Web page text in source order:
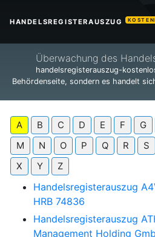
HANDELSREGISTERAUSZUG
Überwachung des
handelsregisterauszug-
Behördenseite, sondern es handelt
A B C D E F G
M
N O P Q R S
X
Y Z
Handelsregisterauszug
HRB 74836
Handelsregisterauszug
Management Holding